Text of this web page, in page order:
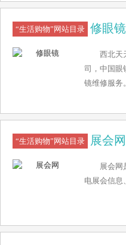
“生活购物”网站目录 修眼镜
西北天
司，中国眼
镜维修服务
“生活购物”网站目录 展会网
展会网
电展会信息